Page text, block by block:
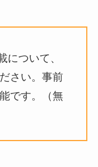
について、
さい。事前
です。（無